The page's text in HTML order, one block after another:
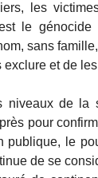
les
le génocide
sans
et de les
niveaux de la
pour
publique, le
de se